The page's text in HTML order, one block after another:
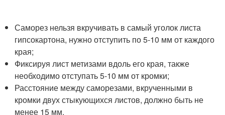
Саморез нельзя вкручивать в самый уголок листа
гипсокартона, нужно отступить по 5-10 мм от каждого
края;
Фиксируя лист метизами вдоль его края, также
необходимо отступать 5-10 мм от кромки;
Расстояние между саморезами, вкрученными в
кромки двух стыкующихся листов, должно быть не
менее 15 мм.